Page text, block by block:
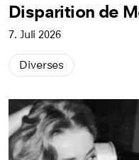
Disparition de
7. Juli 2026
Diverses